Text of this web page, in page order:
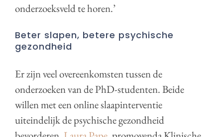
onderzoeksveld te horen.’
Beter slapen, betere psychische
gezondheid
Er zijn veel overeenkomsten tussen de
onderzoeken van de PhD-studenten. Beide
willen met een online slaapinterventie
uiteindelijk de psychische gezondheid